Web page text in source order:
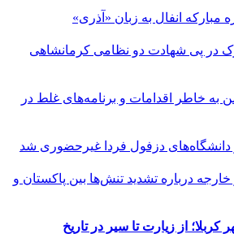
در پی شهادت دو نظامی کرمانشاهی
به خاطر اقدامات و برنامه‌های غلط در
دزفول فردا غیرحضوری شد
خارجه درباره تشدید تنش‌ها بین پاکستان و
از زیارت تا سیر در تاریخ